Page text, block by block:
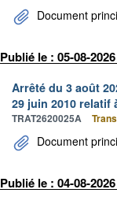
Document
Publié le : 05-08-2026
Arrêté du 3 août
29 juin 2010
TRAT2620025A
Document
Publié le : 04-08-2026